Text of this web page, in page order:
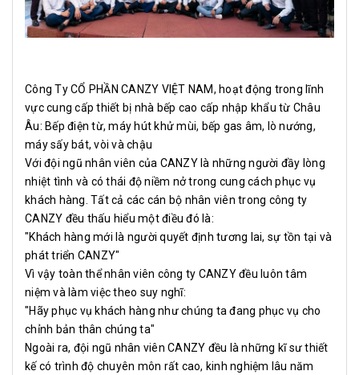
Công Ty CỔ PHẦN CANZY VIỆT NAM, hoạt động trong lĩnh
vực cung cấp thiết bị nhà bếp cao cấp nhập khẩu từ Châu
Âu: Bếp điện từ, máy hút khử mùi, bếp gas âm, lò nướng,
máy sấy bát, vòi và chậu
Với đội ngũ nhân viên của CANZY là những người đầy lòng
nhiệt tình và có thái độ niềm nở trong cung cách phục vụ
khách hàng. Tất cả các cán bộ nhân viên trong công ty
CANZY đều thấu hiểu một điều đó là:
"Khách hàng mới là người quyết định tương lai, sự tồn tại và
phát triển CANZY"
Vì vậy toàn thể nhân viên công ty CANZY đều luôn tâm
niệm và làm việc theo suy nghĩ:
"Hãy phục vụ khách hàng như chúng ta đang phục vụ cho
chỉnh bản thân chúng ta"
Ngoài ra, đội ngũ nhân viên CANZY đều là những kĩ sư thiết
kế có trình độ chuyên môn rất cao, kinh nghiệm lâu năm